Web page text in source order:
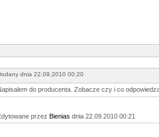
dnia 22.09.2010 00:20
do producenta. Zobacze czy i co
przez Bienias dnia 22.09.2010 00:21